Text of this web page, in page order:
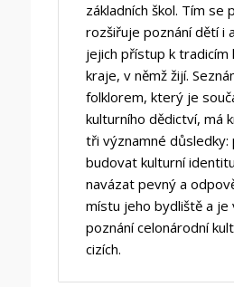
základních škol. Tím se
rozšiřuje poznání dětí i
jejich přístup k tradicím
kraje, v němž žijí.
folklorem, který je
kulturního dědictví, má
tři významné důsledky:
budovat kulturní
navázat pevný a
místu jeho bydliště a je
poznání celonárodní
cizích.